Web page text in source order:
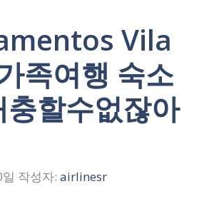
Vila
족여행 숙소
충할수없잖아
작성자: airlinesr